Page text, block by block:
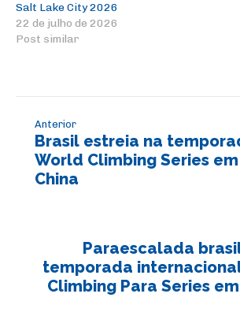
Salt Lake City 2026
22 de julho de 2026
Post similar
Anterior
Brasil estreia na
World Climbing Series
China
Paraescalada
temporada
Climbing Para Series